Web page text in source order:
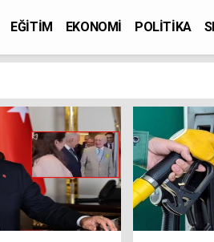
EĞİTİM EKONOMİ POLİTİKA